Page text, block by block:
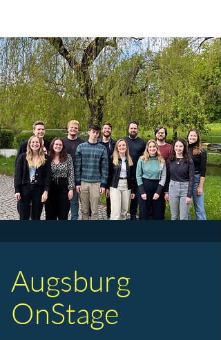
Augsburg
OnStage